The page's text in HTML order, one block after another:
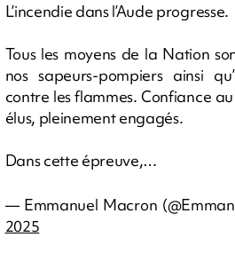
L’incendie dans l’Aude progresse.
Tous les moyens de la Nation
nos sapeurs-pompiers ainsi
contre les flammes. Confiance
élus, pleinement engagés.
Dans cette épreuve,…
— Emmanuel Macron
2025